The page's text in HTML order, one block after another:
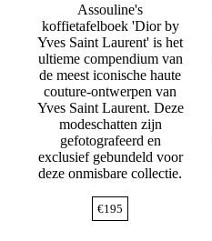
Assouline's
koffietafelboek 'Dior by
Yves Saint Laurent' is het
ultieme compendium van
de meest iconische haute
couture-ontwerpen van
Yves Saint Laurent. Deze
modeschatten zijn
gefotografeerd en
exclusief gebundeld voor
deze onmisbare collectie.
€195